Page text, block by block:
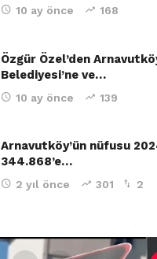
10 ay önce 168
Özgür Özel’den
Belediyesi’ne ve…
10 ay önce 139
Arnavutköy’ün nüfusu
344.868’e…
2 yıl önce 301 2